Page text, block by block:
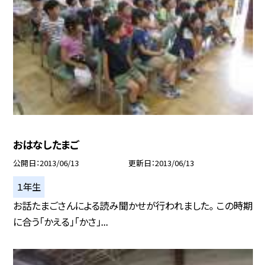
おはなしたまご
公開日 2013/06/13 更新日 2013/06/13
１年生
お話たまごさんによる読み聞かせが行われました。 この時期
に合う「かえる」「かさ」...